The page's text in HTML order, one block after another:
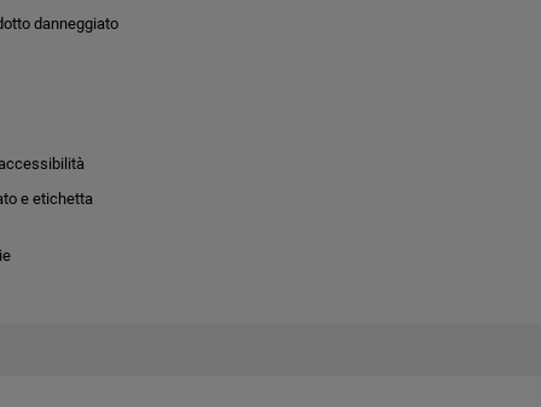
danneggiato
e etichetta